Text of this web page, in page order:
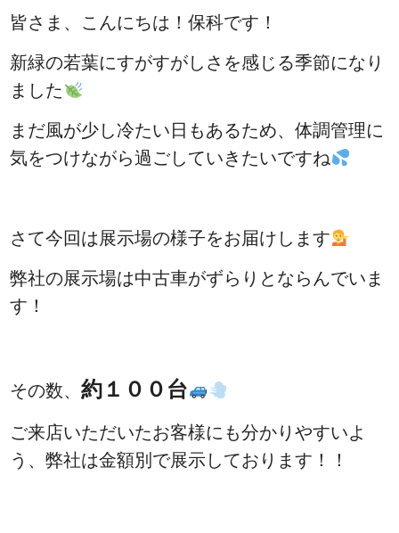
皆さま、こんにちは！保科です！
新緑の若葉にすがすがしさを感じる季節になり
ました
まだ風が少し冷たい日もあるため、体調管理に
気をつけながら過ごしていきたいですね
さて今回は展示場の様子をお届けします
弊社の展示場は中古車がずらりとならんでいま
す！
その数、約１００台
ご来店いただいたお客様にも分かりやすいよ
う、弊社は金額別で展示しております！！